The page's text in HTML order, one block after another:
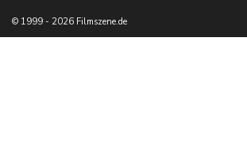
© 1999 - 2026 Filmszene.de